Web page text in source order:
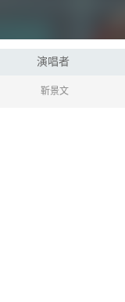
演唱者
靳景文